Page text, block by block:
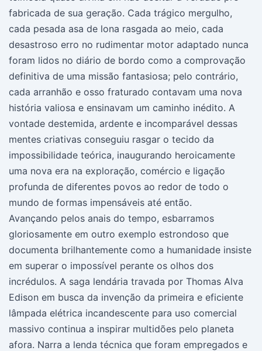
fabricada de sua geração. Cada trágico mergulho,
cada pesada asa de lona rasgada ao meio, cada
desastroso erro no rudimentar motor adaptado nunca
foram lidos no diário de bordo como a comprovação
definitiva de uma missão fantasiosa; pelo contrário,
cada arranhão e osso fraturado contavam uma nova
história valiosa e ensinavam um caminho inédito. A
vontade destemida, ardente e incomparável dessas
mentes criativas conseguiu rasgar o tecido da
impossibilidade teórica, inaugurando heroicamente
uma nova era na exploração, comércio e ligação
profunda de diferentes povos ao redor de todo o
mundo de formas impensáveis até então.
Avançando pelos anais do tempo, esbarramos
gloriosamente em outro exemplo estrondoso que
documenta brilhantemente como a humanidade insiste
em superar o impossível perante os olhos dos
incrédulos. A saga lendária travada por Thomas Alva
Edison em busca da invenção da primeira e eficiente
lâmpada elétrica incandescente para uso comercial
massivo continua a inspirar multidões pelo planeta
afora. Narra a lenda técnica que foram empregados e